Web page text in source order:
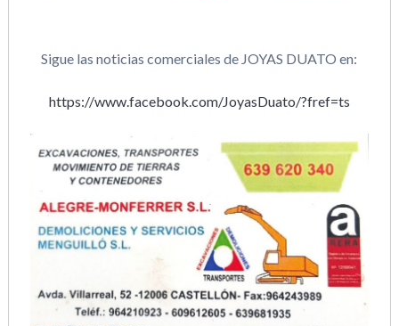
Sigue las noticias comerciales de JOYAS DUATO en:
https://www.facebook.com/JoyasDuato/?fref=ts